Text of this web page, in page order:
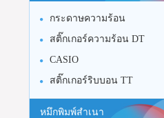
กระดาษความร้อน
สติ๊กเกอร์ความร้อน DT
CASIO
สติ๊กเกอร์ริบบอน TT
หมึกพิมพ์สำเนา